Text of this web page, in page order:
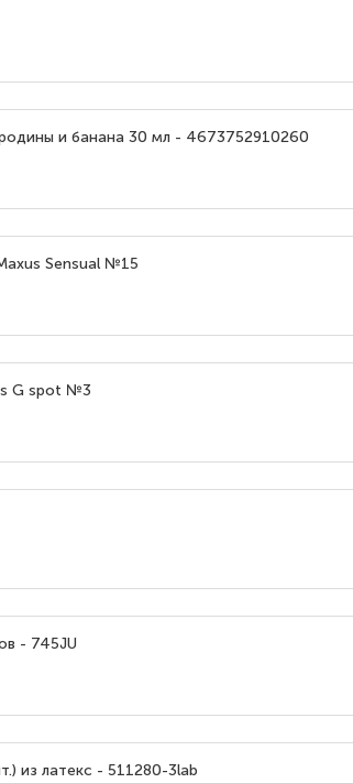
и банана 30 мл - 4673752910260
Sensual №15
G spot №3
- 745JU
из латекс - 511280-3lab